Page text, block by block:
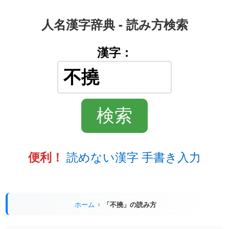
人名漢字辞典 - 読み方検索
漢字：
便利！ 読めない漢字 手書き入力
ホーム 「不撓」の読み方